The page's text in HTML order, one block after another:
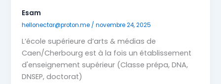
Esam
hellonectar@proton.me /novembre 24, 2025
L’école supérieure d’arts & médias de
Caen/Cherbourg est à la fois un établissement
d'enseignement supérieur (Classe prépa, DNA,
DNSEP, doctorat)